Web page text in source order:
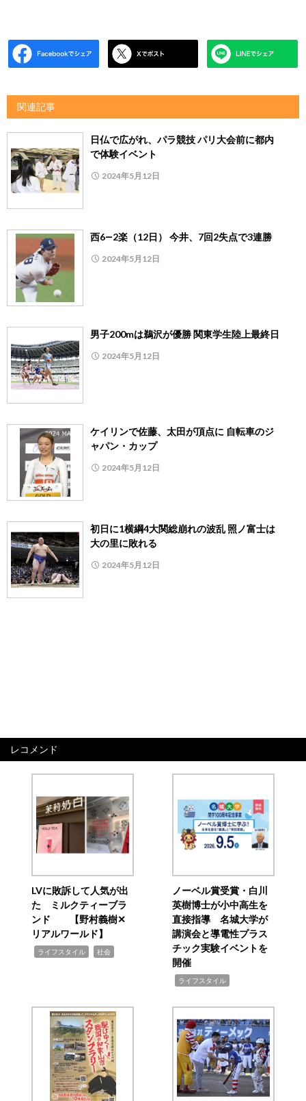
関連記事
日仏で広がれ、パラ競技 パリ大会前に都内
で体験イベント
2024年5月12日
西6―2楽（12日） 今井、7回2失点で3連勝
2024年5月12日
男子200mは鵜沢が優勝 関東学生陸上最終日
2024年5月12日
ケイリンで佐藤、太田が頂点に 自転車のジ
ャパン・カップ
2024年5月12日
初日に1横綱4大関総崩れの波乱 照ノ富士は
大の里に敗れる
2024年5月12日
レコメンド
LVに敗訴して人気が出
た ミルクティーブラ
ンド 【野村義樹✕
リアルワールド】
ライフスタイル 社会
ノーベル賞受賞・白川
英樹博士が小中高生を
直接指導 名城大学が
講演会と導電性プラス
チック実験イベントを
開催
ライフスタイル